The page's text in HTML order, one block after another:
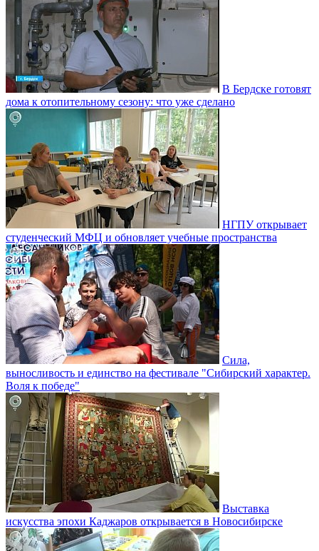
В Бердске готовят
дома к отопительному сезону: что уже сделано
НГПУ открывает
студенческий МФЦ и обновляет учебные пространства
Сила,
выносливость и единство на фестивале "Сибирский характер.
Воля к победе"
Выставка
искусства эпохи Каджаров открывается в Новосибирске